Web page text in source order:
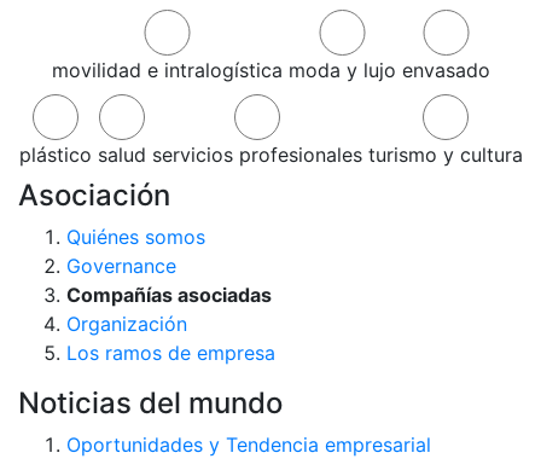
movilidad e intralogística moda y lujo envasado
plástico salud servicios profesionales turismo y cultura
Asociación
Quiénes somos
Governance
Compañías asociadas
Organización
Los ramos de empresa
Noticias del mundo
Oportunidades y Tendencia empresarial